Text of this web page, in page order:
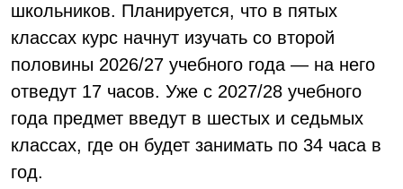
школьников. Планируется, что в пятых
классах курс начнут изучать со второй
половины 2026/27 учебного года — на него
отведут 17 часов. Уже с 2027/28 учебного
года предмет введут в шестых и седьмых
классах, где он будет занимать по 34 часа в
год.